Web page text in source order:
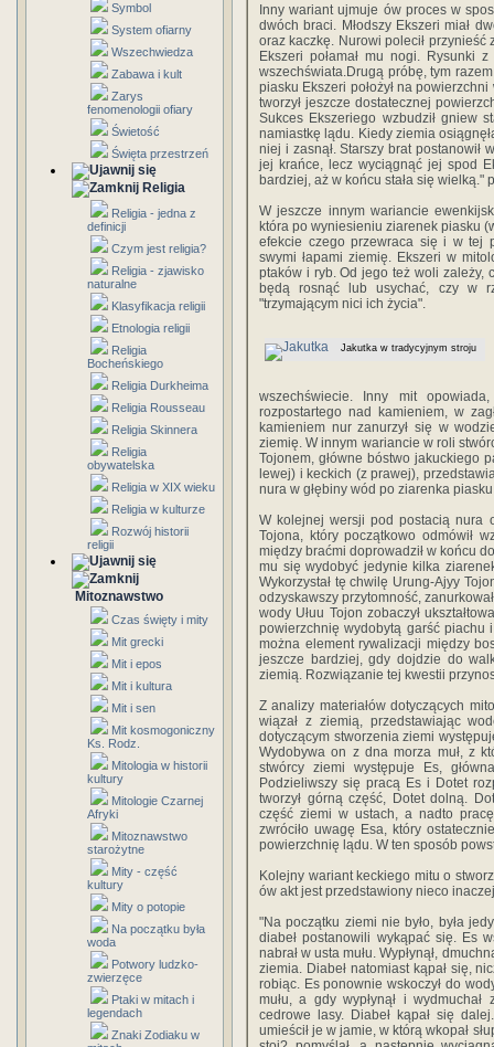
Symbol
System ofiarny
Wszechwiedza
Zabawa i kult
Zarys
fenomenologii ofiary
Świetość
Święta przestrzeń
Religia
Religia - jedna z
definicji
Czym jest religia?
Religia - zjawisko
naturalne
Klasyfikacja religii
Etnologia religii
Religia
Bocheńskiego
Religia Durkheima
Religia Rousseau
Religia Skinnera
Religia
obywatelska
Religia w XIX wieku
Religia w kulturze
Rozwój historii
religii
Mitoznawstwo
Czas święty i mity
Mit grecki
Mit i epos
Mit i kultura
Mit i sen
Mit kosmogoniczny
Ks. Rodz.
Mitologia w historii
kultury
Mitologie Czarnej
Afryki
Mitoznawstwo
starożytne
Mity - część
kultury
Mity o potopie
Na początku była
woda
Potwory ludzko-
zwierzęce
Ptaki w mitach i
legendach
Znaki Zodiaku w
Inny wariant ujmuje ów proces w
dwóch braci. Młodszy Ekszeri miał
oraz kaczkę. Nurowi polecił
Ekszeri połamał mu nogi. Rysunki
wszechświata.Drugą próbę, tym
piasku Ekszeri położył na
tworzył jeszcze dostatecznej
Sukces Ekszeriego wzbudził gniew
namiastkę lądu. Kiedy ziemia
niej i zasnął. Starszy brat postanowił
jej krańce, lecz wyciągnąć jej spod
bardziej, aż w końcu stała się wielką."
W jeszcze innym wariancie
która po wyniesieniu ziarenek piasku
efekcie czego przewraca się i w tej
swymi łapami ziemię. Ekszeri w
ptaków i ryb. Od jego też woli zależy,
będą rosnąć lub usychać, czy w
"trzymającym nici ich życia".
Jakutka w tradycyjnym stroju
wszechświecie. Inny mit
rozpostartego nad kamieniem, w
kamieniem nur zanurzył się w
ziemię. W innym wariancie w roli
Tojonem, główne bóstwo jakuckiego
lewej) i keckich (z prawej),
nura w głębiny wód po ziarenka
W kolejnej wersji pod postacią nura
Tojona, który początkowo odmówił
między braćmi doprowadził w końcu
mu się wydobyć jedynie kilka
Wykorzystał tę chwilę Urung-Ajyy
odzyskawszy przytomność,
wody Ułuu Tojon zobaczył
powierzchnię wydobytą garść piachu
można element rywalizacji między
jeszcze bardziej, gdy dojdzie do
ziemią. Rozwiązanie tej kwestii
Z analizy materiałów dotyczących
wiązał z ziemią, przedstawiając
dotyczącym stworzenia ziemi
Wydobywa on z dna morza muł, z
stwórcy ziemi występuje Es,
Podzieliwszy się pracą Es i Dotet
tworzył górną część, Dotet dolną.
część ziemi w ustach, a nadto
zwróciło uwagę Esa, który
powierzchnię lądu. W ten sposób
Kolejny wariant keckiego mitu o
ów akt jest przedstawiony nieco
"Na początku ziemi nie było, była
diabeł postanowili wykąpać się. Es
nabrał w usta mułu. Wypłynął,
ziemia. Diabeł natomiast kąpał się,
robiąc. Es ponownie wskoczył do
mułu, a gdy wypłynął i
cedrowe lasy. Diabeł kąpał się
umieścił je w jamie, w którą wkopał